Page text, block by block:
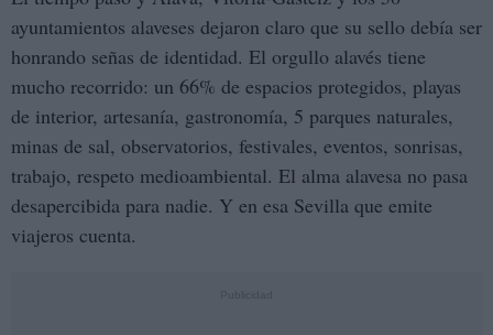
ayuntamientos alaveses dejaron claro que su sello debía ser
honrando señas de identidad. El orgullo alavés tiene
mucho recorrido: un 66% de espacios protegidos, playas
de interior, artesanía, gastronomía, 5 parques naturales,
minas de sal, observatorios, festivales, eventos, sonrisas,
trabajo, respeto medioambiental. El alma alavesa no pasa
desapercibida para nadie. Y en esa Sevilla que emite
viajeros cuenta.